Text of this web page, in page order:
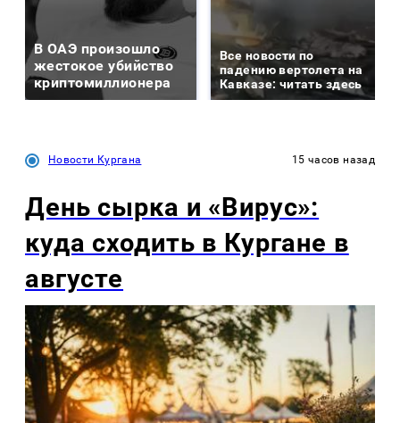
В ОАЭ произошло
жестокое убийство
криптомиллионера
Все новости по
падению вертолета на
Кавказе: читать здесь
Новости Кургана 15 часов назад
День сырка и «Вирус»:
куда сходить в Кургане в
августе